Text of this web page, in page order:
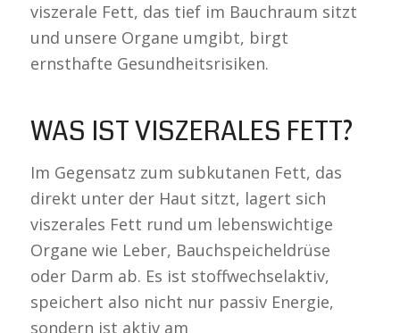
viszerale Fett, das tief im Bauchraum sitzt
und unsere Organe umgibt, birgt
ernsthafte Gesundheitsrisiken.
WAS IST VISZERALES FETT?
Im Gegensatz zum subkutanen Fett, das
direkt unter der Haut sitzt, lagert sich
viszerales Fett rund um lebenswichtige
Organe wie Leber, Bauchspeicheldrüse
oder Darm ab. Es ist stoffwechselaktiv,
speichert also nicht nur passiv Energie,
sondern ist aktiv am